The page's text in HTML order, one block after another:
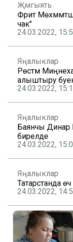
Җәмгыять
Фәрит
чак"
24.03.2022,
Яңалыклар
Рөстәм
алыштыру
24.03.2022,
Яңалыклар
Баянчы Динар
бирелде
24.03.2022,
Яңалыклар
Татарстанда
24.03.2022,